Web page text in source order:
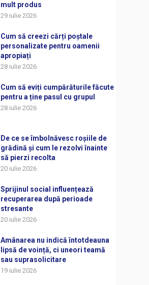
mult produs
29 iulie 2026
Cum să creezi cărți poștale
personalizate pentru oamenii
apropiați
28 iulie 2026
Cum să eviți cumpărăturile făcute
pentru a ține pasul cu grupul
28 iulie 2026
De ce se îmbolnăvesc roșiile de
grădină și cum le rezolvi înainte
să pierzi recolta
20 iulie 2026
Sprijinul social influențează
recuperarea după perioade
stresante
20 iulie 2026
Amânarea nu indică întotdeauna
lipsă de voință, ci uneori teamă
sau suprasolicitare
19 iulie 2026